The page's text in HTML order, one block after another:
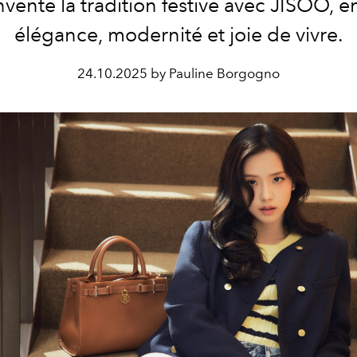
la tradition festive avec JISOO,
élégance, modernité et joie de vivre.
24.10.2025 by Pauline Borgogno